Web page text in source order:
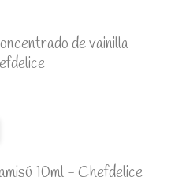
de vainilla
10ml - Chefdelice